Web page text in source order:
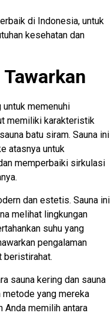
di Indonesia, untuk
kesehatan dan
untuk memenuhi
memiliki karakteristik
batu siram. Sauna ini
atasnya untuk
memperbaiki sirkulasi
dan estetis. Sauna ini
melihat lingkungan
suhu yang
pengalaman
beristirahat.
sauna kering dan sauna
yang mereka
Anda memilih antara